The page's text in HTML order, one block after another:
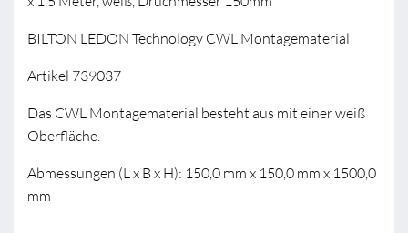
BILTON LEDON Technology CWL Montagematerial
Artikel 739037
Das CWL Montagematerial besteht aus mit einer weiß
Oberfläche.
Abmessungen (L x B x H): 150,0 mm x 150,0 mm x 1500,0
mm